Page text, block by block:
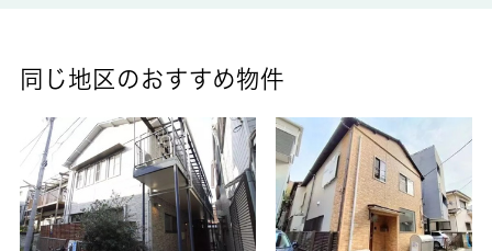
同じ地区のおすすめ物件